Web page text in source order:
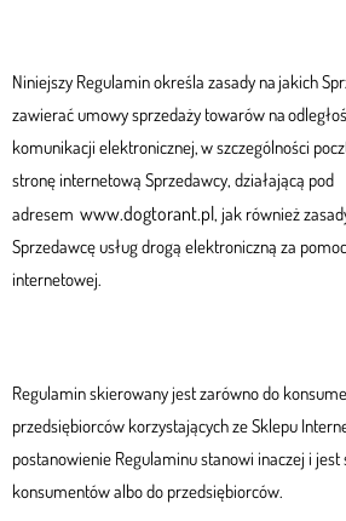
Niniejszy Regulamin określa zasady na jakich
zawierać umowy sprzedaży towarów na
komunikacji elektronicznej, w szczególności
stronę internetową Sprzedawcy, działającą pod
adresem www.dogtorant.pl, jak również
Sprzedawcę usług drogą elektroniczną za
internetowej.
Regulamin skierowany jest zarówno do
przedsiębiorców korzystających ze Sklepu
postanowienie Regulaminu stanowi inaczej i
konsumentów albo do przedsiębiorców.